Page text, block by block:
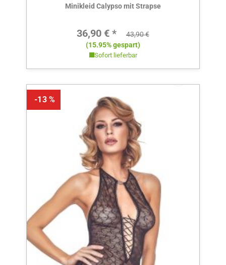
Minikleid Calypso mit Strapse
Verkaufspreis:
36,90 € * Regulärer Preis:
43,90 €
(15.95% gespart)
Sofort lieferbar
-13 %